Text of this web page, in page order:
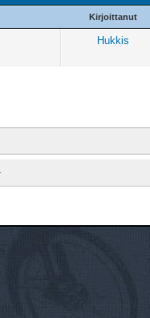
Kirjoittanut
Hukkis